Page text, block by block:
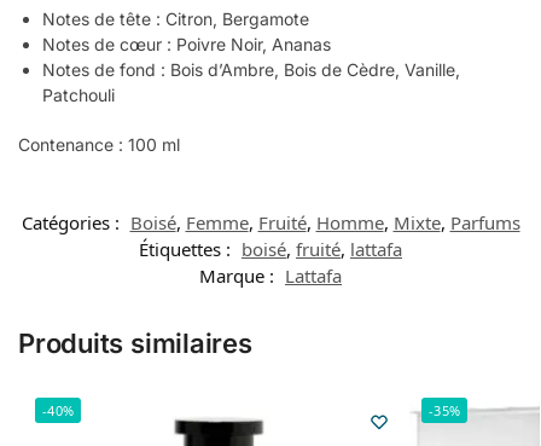
Notes de tête : Citron, Bergamote
Notes de cœur : Poivre Noir, Ananas
Notes de fond : Bois d’Ambre, Bois de Cèdre, Vanille,
Patchouli
Contenance : 100 ml
Catégories : Boisé, Femme, Fruité, Homme, Mixte, Parfums
Étiquettes : boisé, fruité, lattafa
Marque : Lattafa
Produits similaires
-40% -35%